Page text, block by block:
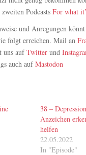
Podcasts For what
und Anregungen
folgt erreichen. Mail an
uns aufTwitter und
auch aufMastodon
38 –
Anzeichen
helfen
22.05.2022
In "Episode"